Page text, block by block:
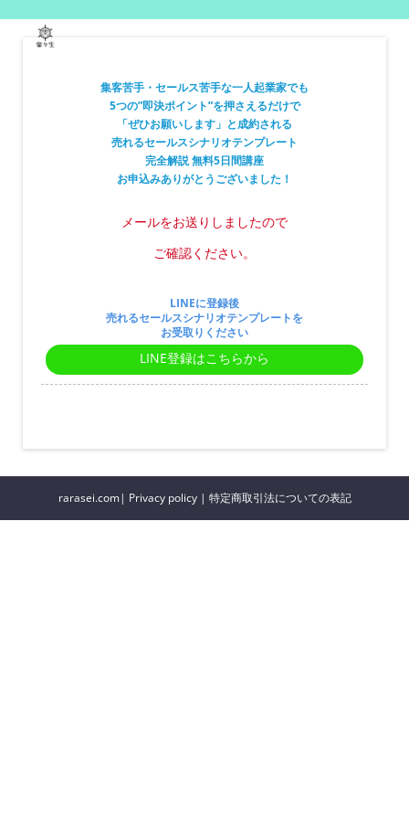
集客苦手・セールス苦手な一人起業家でも
5つの”即決ポイント”を押さえるだけで
「ぜひお願いします」と成約される
売れるセールスシナリオテンプレート
完全解説 無料5日間講座
お申込みありがとうございました！
メールをお送りしましたので
ご確認ください。
LINEに登録後
売れるセールスシナリオテンプレートを
お受取りください
LINE登録はこちらから
rarasei.com| Privacy policy| 特定商取引法についての表記